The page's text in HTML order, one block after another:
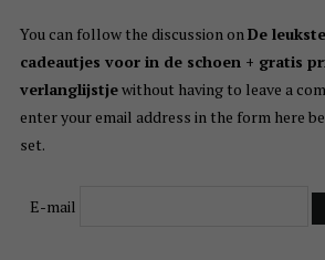
You can follow the discussion onDe
cadeautjes voor in de schoen + gratis
verlanglijstjewithout having to leave a
enter your email address in the form here
set.
E-mail